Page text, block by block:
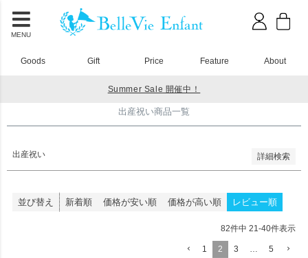
MENU
Goods Gift Price Feature About
Summer Sale 開催中！
出産祝い商品一覧
出産祝い 詳細検索
新着順
登録順
価格が高い順
キーワードヒット順
検索
並び替え 新着順 価格が安い順 価格が高い順 レビュー順
82件中 21 -40件表示
1 2 3 5